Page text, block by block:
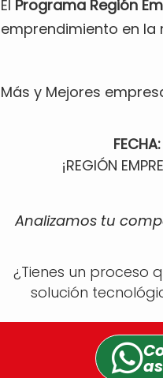
El Programa Región
emprendimiento en
Más y Mejores
¡REGIÓN
Analizamos tu
¿Tienes un proceso
solución